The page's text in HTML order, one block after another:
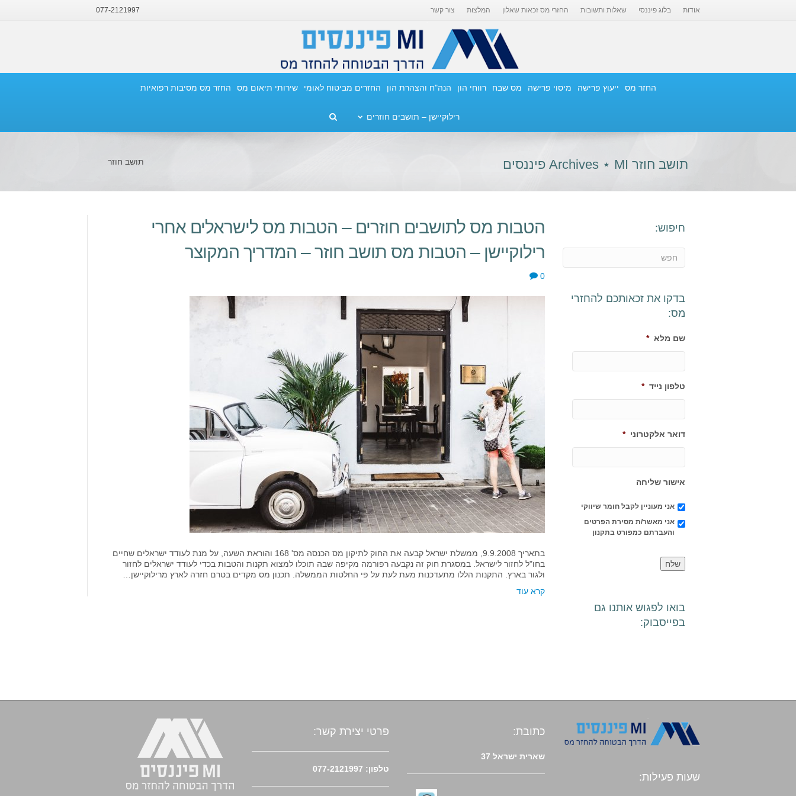
אודות בלוג פיננסי שאלות ותשובות החזרי מס זכאות שאלון המלצות צור קשר 077-2121997
החזר מס ייעוץ פרישה מיסוי פרישה מס שבח רווחי הון הנה"ח והצהרת הון החזרים מביטוח לאומי שירותי תיאום מס החזר מס מסיבות רפואיות
רילוקיישן – תושבים חוזרים
תושב חוזר Archives ⋆ MI פיננסים תושב חוזר
חיפוש:
בדקו את זכאותכם להחזרי
מס:
שם מלא *
טלפון נייד *
דואר אלקטרוני *
אישור שליחה
אני מעוניין לקבל חומר שיווקי
אני מאשר/ת מסירת הפרטים
והעברתם כמפורט בתקנון
בואו לפגוש אותנו גם
בפייסבוק:
הטבות מס לתושבים חוזרים – הטבות מס לישראלים אחרי
רילוקיישן – הטבות מס תושב חוזר – המדריך המקוצר
0
בתאריך 9.9.2008, ממשלת ישראל קבעה את החוק לתיקון מס הכנסה מס' 168 והוראת השעה, על מנת לעודד ישראלים שחיים
בחו"ל לחזור לישראל. במסגרת חוק זה נקבעה רפורמה מקיפה שבה תוכלו למצוא תקנות והטבות בכדי לעודד ישראלים לחזור
ולגור בארץ. התקנות הללו מתעדכנות מעת לעת על פי החלטות הממשלה. תכנון מס מקדים בטרם חזרה לארץ מרילוקיישן…
קרא עוד
שעות פעילות:
כתובת:
שארית ישראל 37
פרטי יצירת קשר:
טלפון: 077-2121997